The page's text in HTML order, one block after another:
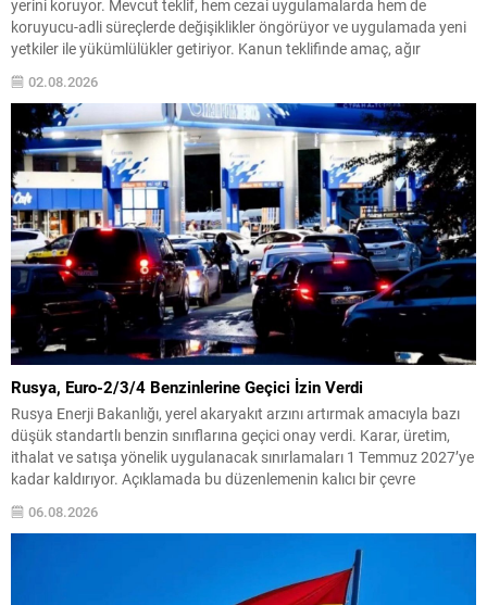
yerini koruyor. Mevcut teklif, hem cezai uygulamalarda hem de
koruyucu-adli süreçlerde değişiklikler öngörüyor ve uygulamada yeni
yetkiler ile yükümlülükler getiriyor. Kanun teklifinde amaç, ağır
suçlarda cezalandırma seçeneklerini netleştirirken aynı zamanda
çocuklara özgü koruyucu tedbirler ve izleme mekanizmalarını
güçlendirmek olarak özetlenebilir. Ceza Aralığında Değişiklikler...
02.08.2026
Rusya, Euro-2/3/4 Benzinlerine Geçici İzin Verdi
Rusya Enerji Bakanlığı, yerel akaryakıt arzını artırmak amacıyla bazı
düşük standartlı benzin sınıflarına geçici onay verdi. Karar, üretim,
ithalat ve satışa yönelik uygulanacak sınırlamaları 1 Temmuz 2027’ye
kadar kaldırıyor. Açıklamada bu düzenlemenin kalıcı bir çevre
olduğu ve uzun vadeli çevre hedeflerinden sapma amaçlanmadığı...
06.08.2026